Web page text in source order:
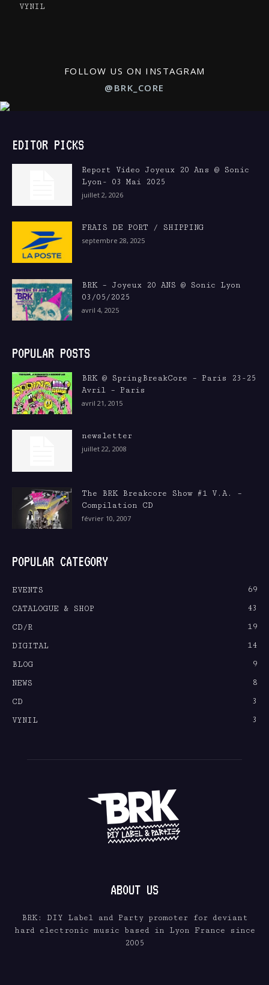
VYNIL
FOLLOW US ON INSTAGRAM
@BRK_CORE
EDITOR PICKS
Report Video Joyeux 20 Ans @ Sonic
Lyon- 03 Mai 2025
juillet 2, 2026
FRAIS DE PORT / SHIPPING
septembre 28, 2025
BRK – Joyeux 20 ANS @ Sonic Lyon
03/05/2025
avril 4, 2025
POPULAR POSTS
BRK @ SpringBreakCore – Paris 23-25
Avril – Paris
avril 21, 2015
newsletter
juillet 22, 2008
The BRK Breakcore Show #1 V.A. –
Compilation CD
février 10, 2007
POPULAR CATEGORY
EVENTS
69
CATALOGUE & SHOP
43
CD/R
19
DIGITAL
14
BLOG
9
NEWS
8
CD
3
VYNIL
3
ABOUT US
BRK: DIY Label and Party promoter for deviant
hard electronic music based in Lyon France since
2005